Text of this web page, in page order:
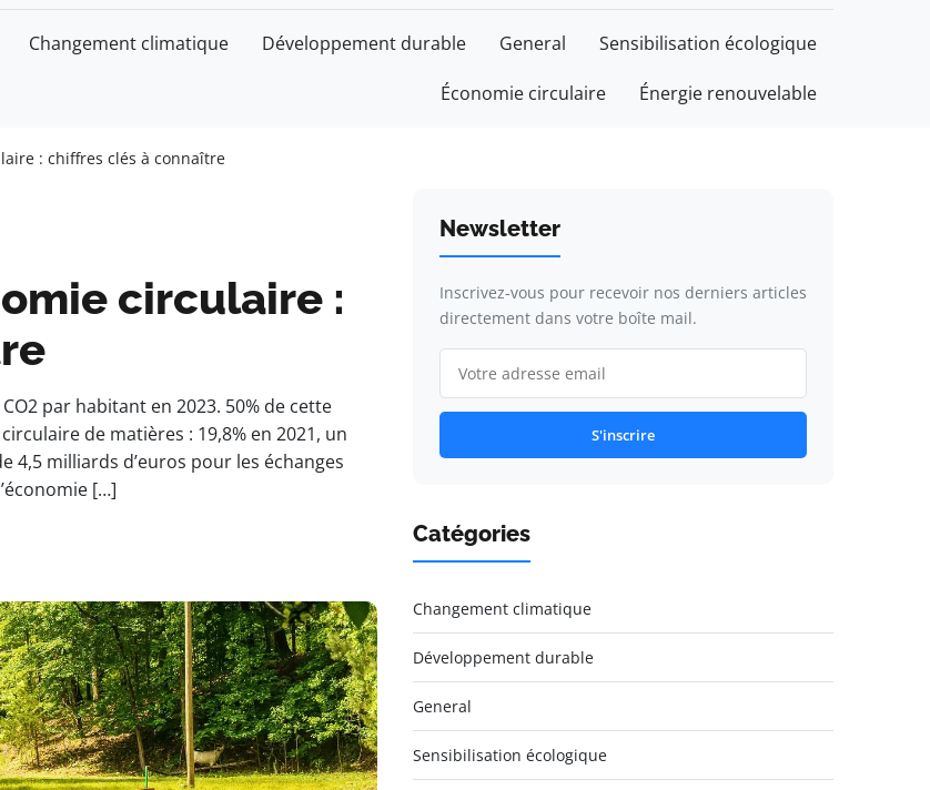
Changement climatique Développement durable General Sensibilisation écologique
Économie circulaire Énergie renouvelable
: chiffres clés à connaître
circulaire :
par habitant en 2023. 50% de cette
de matières : 19,8% en 2021, un
4,5 milliards d’euros pour les échanges
[…]
Newsletter
Inscrivez-vous pour recevoir nos derniers articles
directement dans votre boîte mail.
S'inscrire
Catégories
Changement climatique
Développement durable
General
Sensibilisation écologique